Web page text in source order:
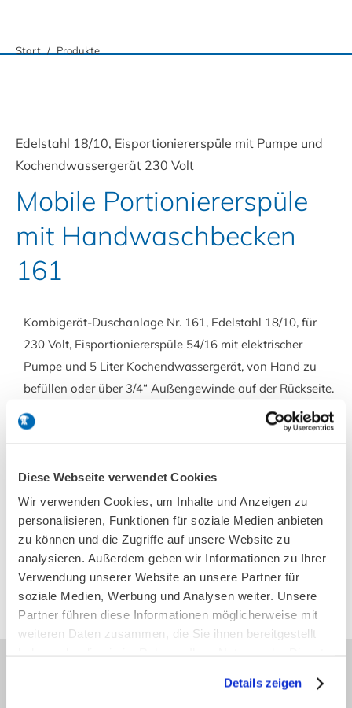
Diese Webseite verwendet Cookies
Wir verwenden Cookies, um Inhalte und Anzeigen zu
personalisieren, Funktionen für soziale Medien anbieten
zu können und die Zugriffe auf unsere Website zu
analysieren. Außerdem geben wir Informationen zu Ihrer
Verwendung unserer Website an unsere Partner für
soziale Medien, Werbung und Analysen weiter. Unsere
Partner führen diese Informationen möglicherweise mit
weiteren Daten zusammen, die Sie ihnen bereitgestellt
Details zeigen
Sie befinden sich hier:
Start Produkte
Edelstahl 18/10, Eisportioniererspüle mit Pumpe und
Kochendwassergerät 230 Volt
Mobile Portioniererspüle
mit Handwaschbecken
161
Kombigerät-Duschanlage Nr. 161, Edelstahl 18/10, für
230 Volt, Eisportioniererspüle 54/16 mit elektrischer
Pumpe und 5 Liter Kochendwassergerät, von Hand zu
befüllen oder über 3/4“ Außengewinde auf der Rückseite.
10 Liter Frisch- und Abwasserkanister im Gehäuse
enthalten, Küchenrollenhalter, Seifenspender, 2
LxBxH: 705 x 430 x 1370 mm
für 230 Volt
Modell 161
Artikel-Nr. 7411002
Produkt anfragen